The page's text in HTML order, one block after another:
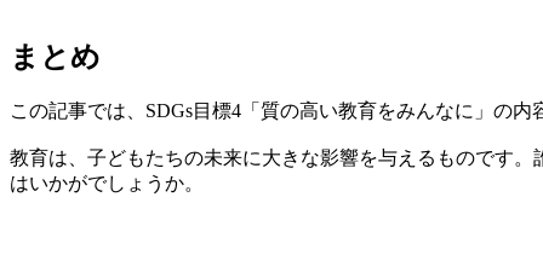
まとめ
この記事では、SDGs目標4「質の高い教育をみんなに」の
教育は、子どもたちの未来に大きな影響を与えるものです
はいかがでしょうか。